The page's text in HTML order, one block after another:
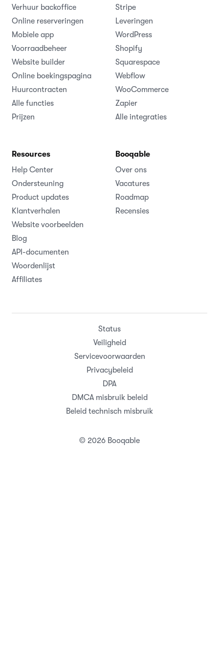
Verhuur backoffice
Online reserveringen
Mobiele app
Voorraadbeheer
Website builder
Online boekingspagina
Huurcontracten
Alle functies
Prijzen
Stripe
Leveringen
WordPress
Shopify
Squarespace
Webflow
WooCommerce
Zapier
Alle integraties
Resources
Help Center
Ondersteuning
Product updates
Klantverhalen
Website voorbeelden
Blog
API-documenten
Woordenlijst
Affiliates
Booqable
Over ons
Vacatures
Roadmap
Recensies
© 2026 Booqable
Status
Veiligheid
Servicevoorwaarden
Privacybeleid
DPA
DMCA misbruik beleid
Beleid technisch misbruik